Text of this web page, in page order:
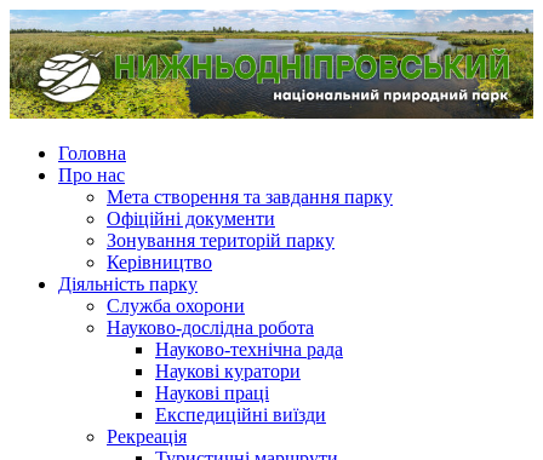
Головна
Про нас
Мета створення та завдання парку
Офіційні документи
Зонування територій парку
Керівництво
Діяльність парку
Служба охорони
Науково-дослідна робота
Науково-технічна рада
Наукові куратори
Наукові праці
Експедиційні виїзди
Рекреація